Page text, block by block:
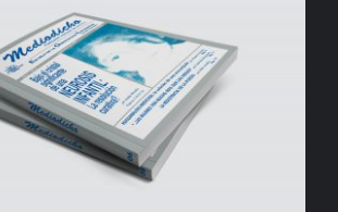
DETALLES